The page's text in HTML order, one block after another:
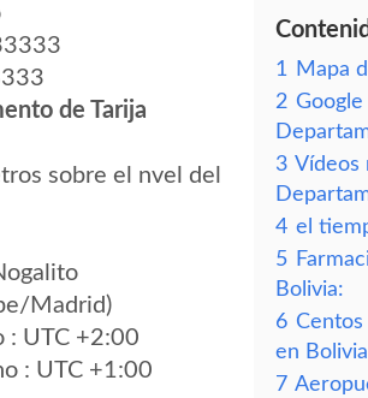
de Tarija
sobre el nvel del
Madrid)
: UTC +2:00
: UTC +1:00
1
Mapa
2
3 Vídeos
4 el
5
Bolivia:
6 Centos
en
7